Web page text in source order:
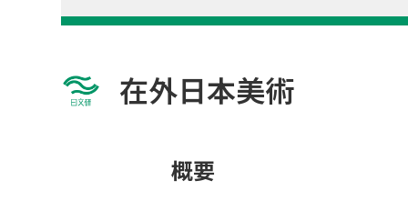
在外日本美術
概要